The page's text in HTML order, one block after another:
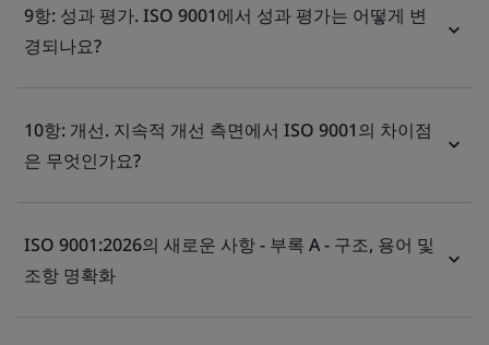
9항: 성과 평가. ISO 9001에서 성과 평가는 어떻게 변
경되나요?
10항: 개선. 지속적 개선 측면에서 ISO 9001의 차이점
은 무엇인가요?
ISO 9001:2026의 새로운 사항 - 부록 A - 구조, 용어 및
조항 명확화